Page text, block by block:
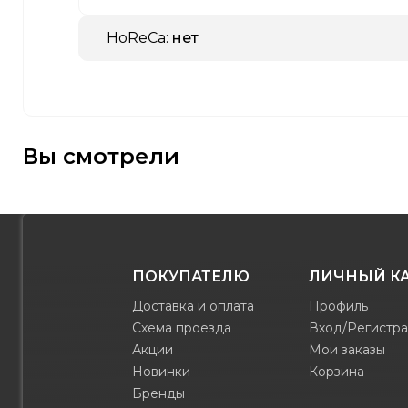
HoReCa: нет
Вы смотрели
ПОКУПАТЕЛЮ
Доставка и оплата
Схема проезда
Акции
Новинки
Бренды
ЛИЧНЫЙ
Профиль
Вход/
Мои заказы
Корзина